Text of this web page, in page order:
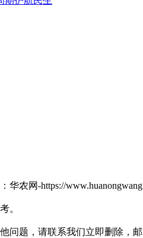
网-https://
。
题，请联系我们立即删除，邮箱